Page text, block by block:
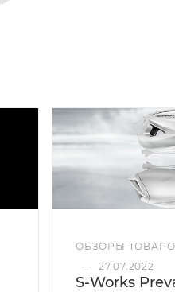
ОБЗОРЫ
— 27.07.2022
S-Works